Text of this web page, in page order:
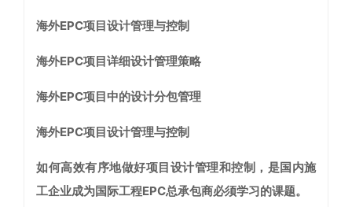
海外EPC项目设计管理与控制
海外EPC项目详细设计管理策略
海外EPC项目中的设计分包管理
海外EPC项目设计管理与控制
如何高效有序地做好项目设计管理和控制，是国内施
工企业成为国际工程EPC总承包商必须学习的课题。